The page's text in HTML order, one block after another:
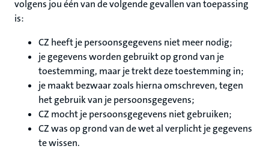
volgens jou één van de volgende gevallen van toepassing
is:
CZ heeft je persoonsgegevens niet meer nodig;
je gegevens worden gebruikt op grond van je
toestemming, maar je trekt deze toestemming in;
je maakt bezwaar zoals hierna omschreven, tegen
het gebruik van je persoonsgegevens;
CZ mocht je persoonsgegevens niet gebruiken;
CZ was op grond van de wet al verplicht je gegevens
te wissen.